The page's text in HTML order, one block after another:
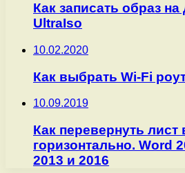
Как записать образ на
UltraIso
10.02.2020
Как выбрать Wi-Fi
10.09.2019
Как перевернуть лист
горизонтально. Word
2013 и 2016